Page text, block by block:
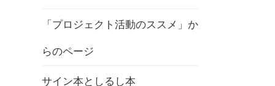
「プロジェクト活動のススメ」か
らのページ
サイン本としるし本